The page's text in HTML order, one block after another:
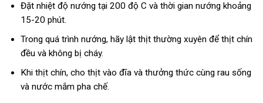
Đặt nhiệt độ nướng tại 200 độ C và thời gian nướng khoảng
15-20 phút.
Trong quá trình nướng, hãy lật thịt thường xuyên để thịt chín
đều và không bị cháy.
Khi thịt chín, cho thịt vào đĩa và thưởng thức cùng rau sống
và nước mắm pha chế.